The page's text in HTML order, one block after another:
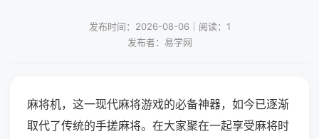
发布时间：2026-08-06｜阅读：1
发布者：易学网
麻将机，这一现代麻将游戏的必备神器，如今已逐渐
取代了传统的手搓麻将。在大家聚在一起享受麻将时